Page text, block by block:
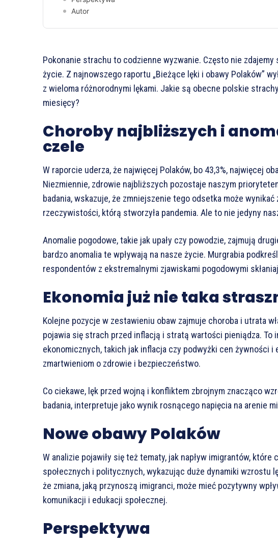
Autor
Pokonanie strachu to codzienne wyzwanie. Często nie zdajemy
życie. Z najnowszego raportu „Bieżące lęki i obawy Polaków”
z wieloma różnorodnymi lękami. Jakie są obecne polskie
miesięcy?
Choroby najbliższych i
czele
W raporcie uderza, że najwięcej Polaków, bo 43,3%, najwięcej
Niezmiennie, zdrowie najbliższych pozostaje naszym
badania, wskazuje, że zmniejszenie tego odsetka może
rzeczywistości, którą stworzyła pandemia. Ale to nie jedyny
Anomalie pogodowe, takie jak upały czy powodzie, zajmują
bardzo anomalia te wpływają na nasze życie. Murgrabia
respondentów z ekstremalnymi zjawiskami pogodowymi
Ekonomia już nie taka
Kolejne pozycje w zestawieniu obaw zajmuje choroba i utrata
pojawia się strach przed inflacją i stratą wartości pieniądza.
ekonomicznych, takich jak inflacja czy podwyżki cen żywności i
zmartwieniom o zdrowie i bezpieczeństwo.
Co ciekawe, lęk przed wojną i konfliktem zbrojnym znacząco
badania, interpretuje jako wynik rosnącego napięcia na arenie
Nowe obawy Polaków
W analizie pojawiły się też tematy, jak napływ imigrantów,
społecznych i politycznych, wykazując duże dynamiki wzrostu
że zmiana, jaką przynoszą imigranci, może mieć pozytywny
komunikacji i edukacji społecznej.
Perspektywa